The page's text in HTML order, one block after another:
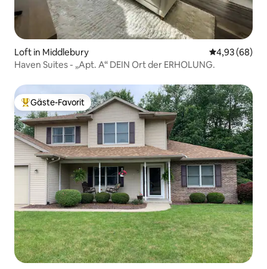
Loft in Middlebury
4,93 (68)
Haven Suites - „Apt. A“ DEIN Ort der ERHOLUNG.
Beliebter Gäste-Favorit.
Gäste-Favorit